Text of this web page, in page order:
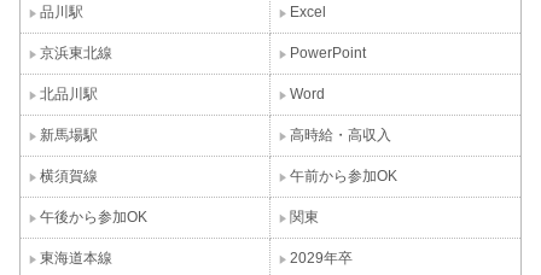
品川駅 Excel
京浜東北線 PowerPoint
北品川駅 Word
新馬場駅 高時給・高収入
横須賀線 午前から参加OK
午後から参加OK 関東
東海道本線 2029年卒